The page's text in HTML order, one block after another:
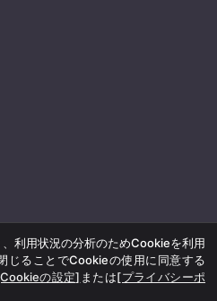
利用状況の分析のためCookieを利用
じることでCookieの使用に同意する
の設定] または[プライバシーポ